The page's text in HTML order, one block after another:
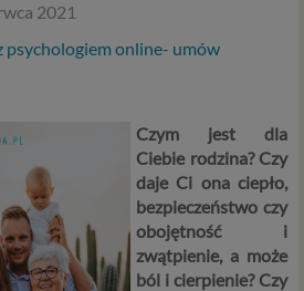
2021
psychologiem online- umów
Czym jest dla
Ciebie rodzina? Czy
daje Ci ona ciepło,
bezpieczeństwo czy
obojętność i
zwątpienie, a może
ból i cierpienie? Czy